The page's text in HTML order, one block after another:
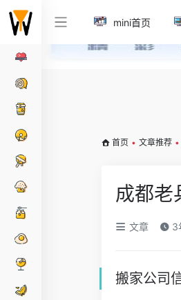
mini首页
首页 • 文章推荐 •
成都老
文章 3
搬家公司